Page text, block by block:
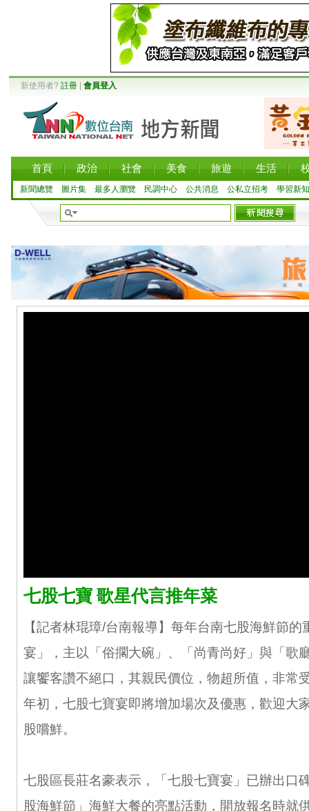
新使用者? 註冊 會員登入
首頁 政治 社會 美食 旅遊 生活
新聞總覽 圖片集 最多人瀏覽 民調中心 公共消息 公私立招考 學習新知
七股七寶 歌星代言推年菜
【記者林琨璋/台南報導】每年台南七股海鮮節的
宴」，主以「俗擱大碗」、「尚青尚好」與「歌
讓饗客讚不絕口，其親民價位，物超所值，非常
年初，七股七寶宴即將增加場次及優惠，歡迎大
股嚐鮮。
七股區長莊名豪表示，「七股七寶宴」已辦出口
股海鮮節」海鮮大餐的亮點活動，開放報名時就